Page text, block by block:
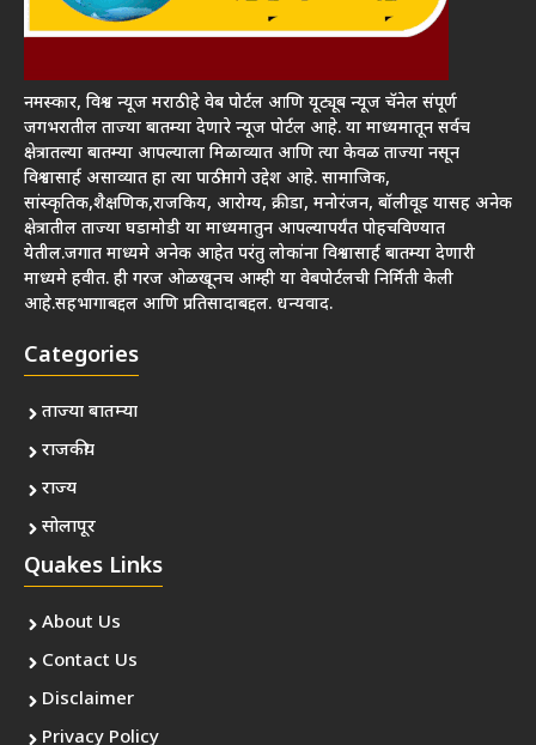
नमस्कार, विश्व न्यूज मराठी हे वेब पोर्टल आणि यूट्यूब न्यूज चॅनेल संपूर्ण
जगभरातील ताज्या बातम्या देणारे न्यूज पोर्टल आहे. या माध्यमातून सर्वच
क्षेत्रातल्या बातम्या आपल्याला मिळाव्यात आणि त्या केवळ ताज्या नसून
विश्वासार्ह असाव्यात हा त्या पाठीमागे उद्देश आहे. सामाजिक,
सांस्कृतिक,शैक्षणिक,राजकिय, आरोग्य, क्रीडा, मनोरंजन, बॉलीवूड यासह अनेक
क्षेत्रातील ताज्या घडामोडी या माध्यमातुन आपल्यापर्यंत पोहचविण्यात
येतील.जगात माध्यमे अनेक आहेत परंतु लोकांना विश्वासार्ह बातम्या देणारी
माध्यमे हवीत. ही गरज ओळखूनच आम्ही या वेबपोर्टलची निर्मिती केली
आहे.सहभागाबद्दल आणि प्रतिसादाबद्दल. धन्यवाद.
Categories
ताज्या बातम्या
राजकीय
राज्य
सोलापूर
Quakes Links
About Us
Contact Us
Disclaimer
Privacy Policy